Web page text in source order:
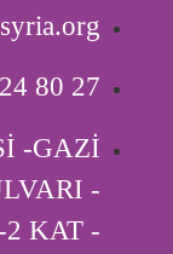
80 27
-GAZİ
-
KAT -